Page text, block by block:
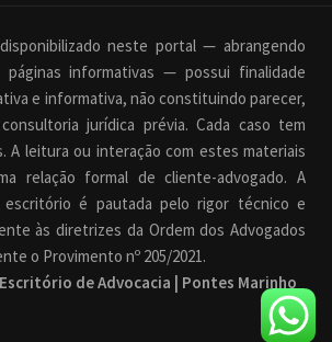
neste portal — abrangendo
informativas — possui finalidade
e informativa, não constituindo parecer,
jurídica prévia. Cada caso tem
A leitura ou interação com estes materiais
relação formal de cliente-advogado. A
escritório é pautada pelo rigor técnico e
às diretrizes da Ordem dos Advogados
o Provimento nº 205/2021.
de Advocacia | Pontes Marinho